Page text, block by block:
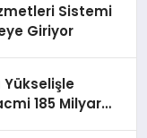
Sistemi
Giriyor
185 Milyar